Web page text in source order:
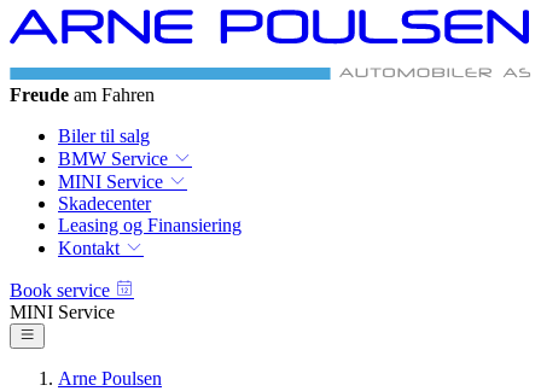
Freude am Fahren
Biler til salg
BMW Service
MINI Service
Skadecenter
Leasing og Finansiering
Kontakt
Book service
MINI Service
Arne Poulsen